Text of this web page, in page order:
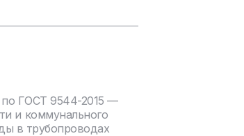
по ГОСТ 9544-2015 —
и коммунального
в трубопроводах